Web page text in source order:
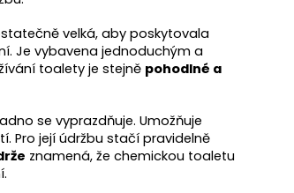
velká, aby poskytovala
Je vybavena jednoduchým a
toalety je stejně pohodlné a
se vyprazdňuje. Umožňuje
Pro její údržbu stačí pravidelně
znamená, že chemickou toaletu